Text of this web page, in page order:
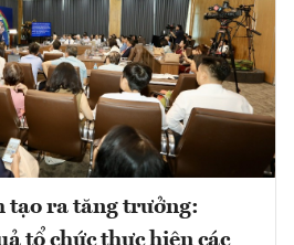
tạo ra tăng trưởng:
tổ chức thực hiện các